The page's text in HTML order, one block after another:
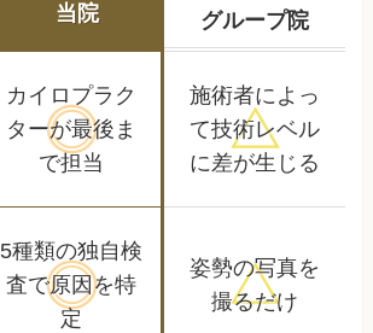
当院 グループ院
カイロプラク
ターが最後ま
で担当
施術者によっ
て技術レベル
に差が生じる
5種類の独自検
査で原因を特
定
姿勢の写真を
撮るだけ